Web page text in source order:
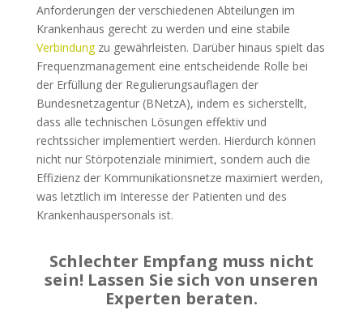
Anforderungen der verschiedenen Abteilungen im
Krankenhaus gerecht zu werden und eine stabile
Verbindungzu gewährleisten. Darüber hinaus spielt das
Frequenzmanagement eine entscheidende Rolle bei
der Erfüllung der Regulierungsauflagen der
Bundesnetzagentur (BNetzA), indem es sicherstellt,
dass alle technischen Lösungen effektiv und
rechtssicher implementiert werden. Hierdurch können
nicht nur Störpotenziale minimiert, sondern auch die
Effizienz der Kommunikationsnetze maximiert werden,
was letztlich im Interesse der Patienten und des
Krankenhauspersonals ist.
Schlechter Empfang muss nicht
sein! Lassen Sie sich von unseren
Experten beraten.